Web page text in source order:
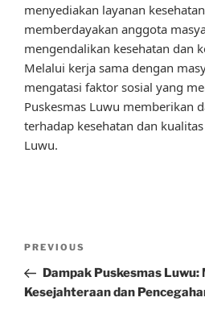
menyediakan layanan
memberdayakan anggota
mengendalikan kesehatan dan
Melalui kerja sama dengan
mengatasi faktor sosial yang
Puskesmas Luwu memberikan
terhadap kesehatan dan
Luwu.
Previous
Post
PREVIOUS
Dampak Puskesmas
Kesejahteraan dan